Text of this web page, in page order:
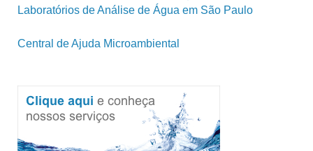
Laboratórios de Análise de Água em São Paulo
Central de Ajuda Microambiental